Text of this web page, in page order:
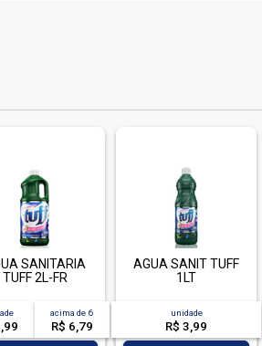
SANITARIA
TUFF 2L-FR
acima de 6
R$ 6,79
AGUA SANIT TUFF
1LT
unidade
R$ 3,99